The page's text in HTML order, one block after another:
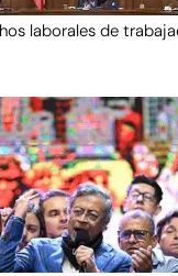
laborales de